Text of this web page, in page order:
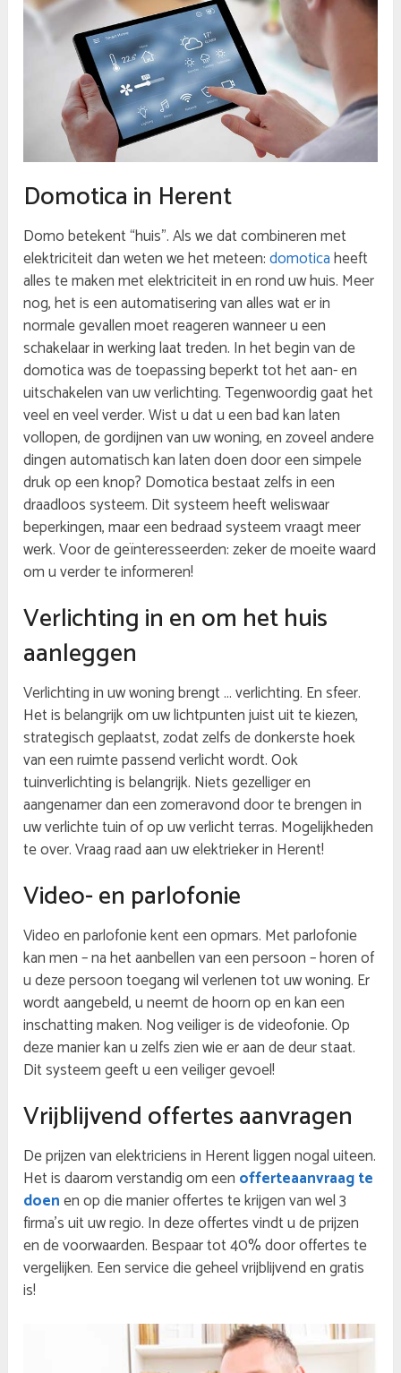
Domotica in Herent
Domo betekent “huis”. Als we dat combineren met
elektriciteit dan weten we het meteen:domoticaheeft
alles te maken met elektriciteit in en rond uw huis. Meer
nog, het is een automatisering van alles wat er in
normale gevallen moet reageren wanneer u een
schakelaar in werking laat treden. In het begin van de
domotica was de toepassing beperkt tot het aan- en
uitschakelen van uw verlichting. Tegenwoordig gaat het
veel en veel verder. Wist u dat u een bad kan laten
vollopen, de gordijnen van uw woning, en zoveel andere
dingen automatisch kan laten doen door een simpele
druk op een knop? Domotica bestaat zelfs in een
draadloos systeem. Dit systeem heeft weliswaar
beperkingen, maar een bedraad systeem vraagt meer
werk. Voor de geïnteresseerden: zeker de moeite waard
om u verder te informeren!
Verlichting in en om het huis
aanleggen
Verlichting in uw woning brengt … verlichting. En sfeer.
Het is belangrijk om uw lichtpunten juist uit te kiezen,
strategisch geplaatst, zodat zelfs de donkerste hoek
van een ruimte passend verlicht wordt. Ook
tuinverlichting is belangrijk. Niets gezelliger en
aangenamer dan een zomeravond door te brengen in
uw verlichte tuin of op uw verlicht terras. Mogelijkheden
te over. Vraag raad aan uw elektrieker in Herent!
Video- en parlofonie
Video en parlofonie kent een opmars. Met parlofonie
kan men – na het aanbellen van een persoon – horen of
u deze persoon toegang wil verlenen tot uw woning. Er
wordt aangebeld, u neemt de hoorn op en kan een
inschatting maken. Nog veiliger is de videofonie. Op
deze manier kan u zelfs zien wie er aan de deur staat.
Dit systeem geeft u een veiliger gevoel!
Vrijblijvend offertes aanvragen
De prijzen van elektriciens in Herent liggen nogal uiteen.
Het is daarom verstandig om een offerteaanvraag te
doenen op die manier offertes te krijgen van wel 3
firma’s uit uw regio. In deze offertes vindt u de prijzen
en de voorwaarden. Bespaar tot 40% door offertes te
vergelijken. Een service die geheel vrijblijvend en gratis
is!